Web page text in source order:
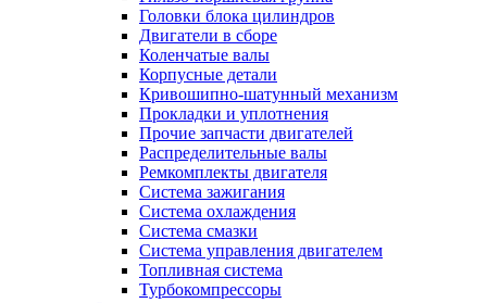
Головки блока цилиндров
Двигатели в сборе
Коленчатые валы
Корпусные детали
Кривошипно-шатунный механизм
Прокладки и уплотнения
Прочие запчасти двигателей
Распределительные валы
Ремкомплекты двигателя
Система зажигания
Система охлаждения
Система смазки
Система управления двигателем
Топливная система
Турбокомпрессоры